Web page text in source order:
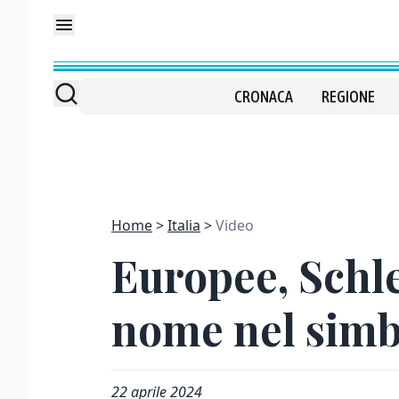
CRONACA REGIONE
Home Italia Video
Europee,
nome nel
22 aprile 2024